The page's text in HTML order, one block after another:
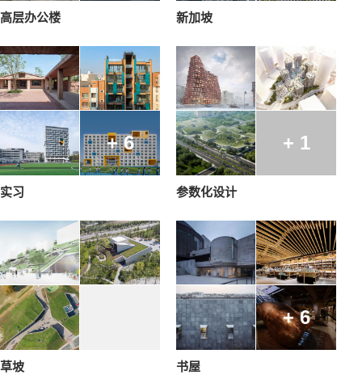
高层办公楼 新加坡
+ 6
实习
+ 1
参数化设计
草坡
+ 6
书屋